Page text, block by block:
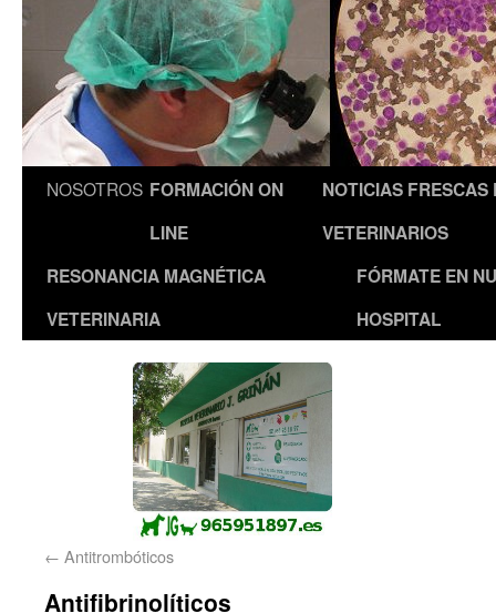
NOSOTROS FORMACIÓN ON
LINE
NOTICIAS FRESCAS
VETERINARIOS
RESONANCIA MAGNÉTICA
VETERINARIA
FÓRMATE EN
HOSPITAL
← Antitrombóticos
Antifibrinolíticos